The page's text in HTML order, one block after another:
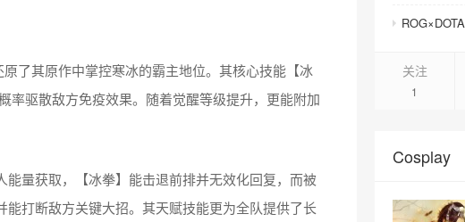
了其原作中掌控寒冰的霸主地位。其核心技能【冰
率驱散敌方免疫效果。随着觉醒等级提升，更能附加
量获取，【冰拳】能击退前排并无效化回复，而被
打断敌方关键大招。其天赋技能更为全队提供了长
关注
1
Cosplay